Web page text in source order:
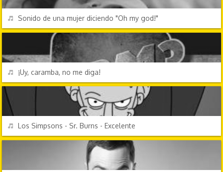
REPRODUCIR
Sonido de una mujer diciendo "Oh my god!"
PERSONAJES Y FRASES
REPRODUCIR
¡Uy, caramba, no me diga!
REPRODUCIR
Los Simpsons - Sr. Burns - Excelente